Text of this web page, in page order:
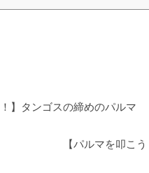
】タンゴスの締めのパルマ
【パルマを叩こ